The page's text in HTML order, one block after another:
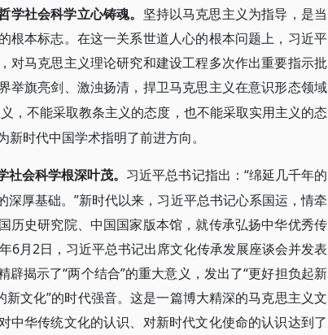
学社会科学立心铸魂。 坚持以马克思主义为指导，是当
根本标志。在这一关系世道人心的根本问题上，习近平
对马克思主义理论研究和建设工程多次作出重要指示批
举旗亮剑、激浊扬清，捍卫马克思主义在意识形态领域
，不能采取教条主义的态度，也不能采取实用主义的态
新时代中国学术指明了前进方向。
会科学根深叶茂。 习近平总书记指出： “绵延几千年的
厚基础。”新时代以来，习近平总书记心系国运，情牵
历史研究院、中国国家版本馆，就传承弘扬中华优秀传
6月2日，习近平总书记出席文化传承发展座谈会并发表
揭示了“两个结合”的重大意义，发出了“更好担负起新
文化”的时代强音。这是一篇博大精深的马克思主义文
中华传统文化的认识、对新时代文化使命的认识达到了